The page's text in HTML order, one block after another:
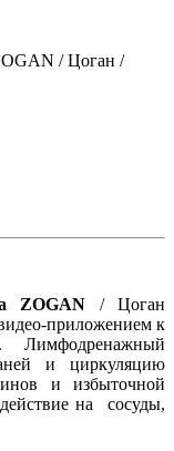
/ Цоган /
ZOGAN / Цоган
приложением к
Лимфодренажный
и циркуляцию
и избыточной
на сосуды,